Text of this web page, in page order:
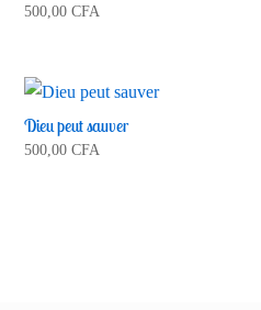
500,00CFA
Dieu peut sauver
500,00CFA